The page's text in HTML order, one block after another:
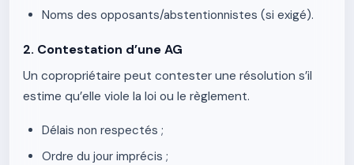
Noms des opposants/abstentionnistes (si exigé).
2. Contestation d’une AG
Un copropriétaire peut contester une résolution s’il
estime qu’elle viole la loi ou le règlement.
Délais non respectés ;
Ordre du jour imprécis ;